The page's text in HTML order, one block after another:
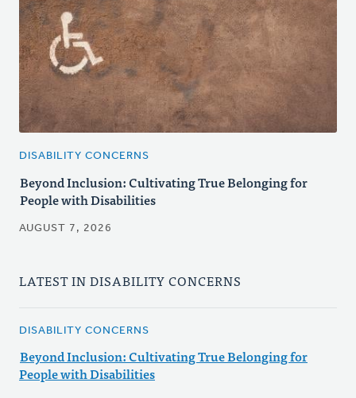
DISABILITY CONCERNS
Beyond Inclusion: Cultivating True Belonging for
People with Disabilities
AUGUST 7, 2026
LATEST IN DISABILITY CONCERNS
DISABILITY CONCERNS
Beyond Inclusion: Cultivating True Belonging for
People with Disabilities